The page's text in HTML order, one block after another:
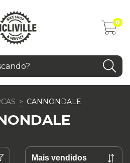
0
> CANNONDALE